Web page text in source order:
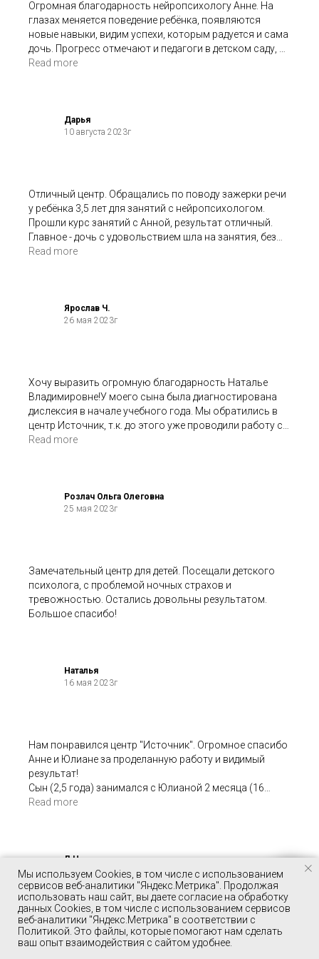
ОСТАВИТЬ ОТЗЫВ
продуктивно. За 6 месяцев занятий , дочь заметно
повзрослела и стала самостоятельная , а главное ей
самой нравятся все изменения , что происходят с ней.
С большой благодарностью ,
постоянная обратная связь от Анны. В общем каждая
секунда была потрачена не зря. Мы ни о чем не
жалеем! Спасибо всей команде! Спасибо Анне!
Обязательно еще будем ходить, когда приедем в
Москву. Удачи!
Огромная благодарность нейропсихологу Анне. На
глазах меняется поведение ребёнка, появляются
новые навыки, видим успехи, которым радуется и сама
дочь. Прогресс отмечают и педагоги в детском саду, и
невролог.
Read more
Дарья
10 августа 2023г
Отличный центр. Обращались по поводу зажерки речи
у ребёнка 3,5 лет для занятий с нейропсихологом.
Прошли курс занятий с Анной, результат отличный.
Главное - дочь с удовольствием шла на занятия, без
сопротивления.
Read more
Ярослав Ч.
26 мая 2023г
Хочу выразить огромную благодарность Наталье
Владимировне!У моего сына была диагностирована
дислексия в начале учебного года. Мы обратились в
центр Источник, т.к. до этого уже проводили работу с
детским психологом Анной из этого центра и
на работу. Я в процессе вообще никакого участия не
принимала, он без моей помощи делал домашнее
ошибки. Результатом довольна я, ребенок и классный
руководитель!!! Очень рекомендую!
Read more
Розлач Ольга Олеговна
25 мая 2023г
Замечательный центр для детей. Посещали детского
психолога, с проблемой ночных страхов и
тревожностью. Остались довольны результатом.
Большое спасибо!
Наталья
16 мая 2023г
Нам понравился центр "Источник". Огромное спасибо
Анне и Юлиане за проделанную работу и видимый
результат!
Сын (2,5 года) занимался с Юлианой 2 месяца (16
занятий), научился новым навыкам, и самое главное
Read more
Л.Н.
7 апреля 2023г
Добрый день! Мы на следующей неделе переезжаем в
Петербург.
Мы используем Cookies, в том числе с использованием
сервисов веб-аналитики "Яндекс.Метрика". Продолжая
использовать наш сайт, вы даете согласие на обработку
данных Cookies, в том числе с использованием сервисов
веб-аналитики "Яндекс.Метрика" в соответствии с
Политикой. Это файлы, которые помогают нам сделать
ваш опыт взаимодействия с сайтом удобнее.